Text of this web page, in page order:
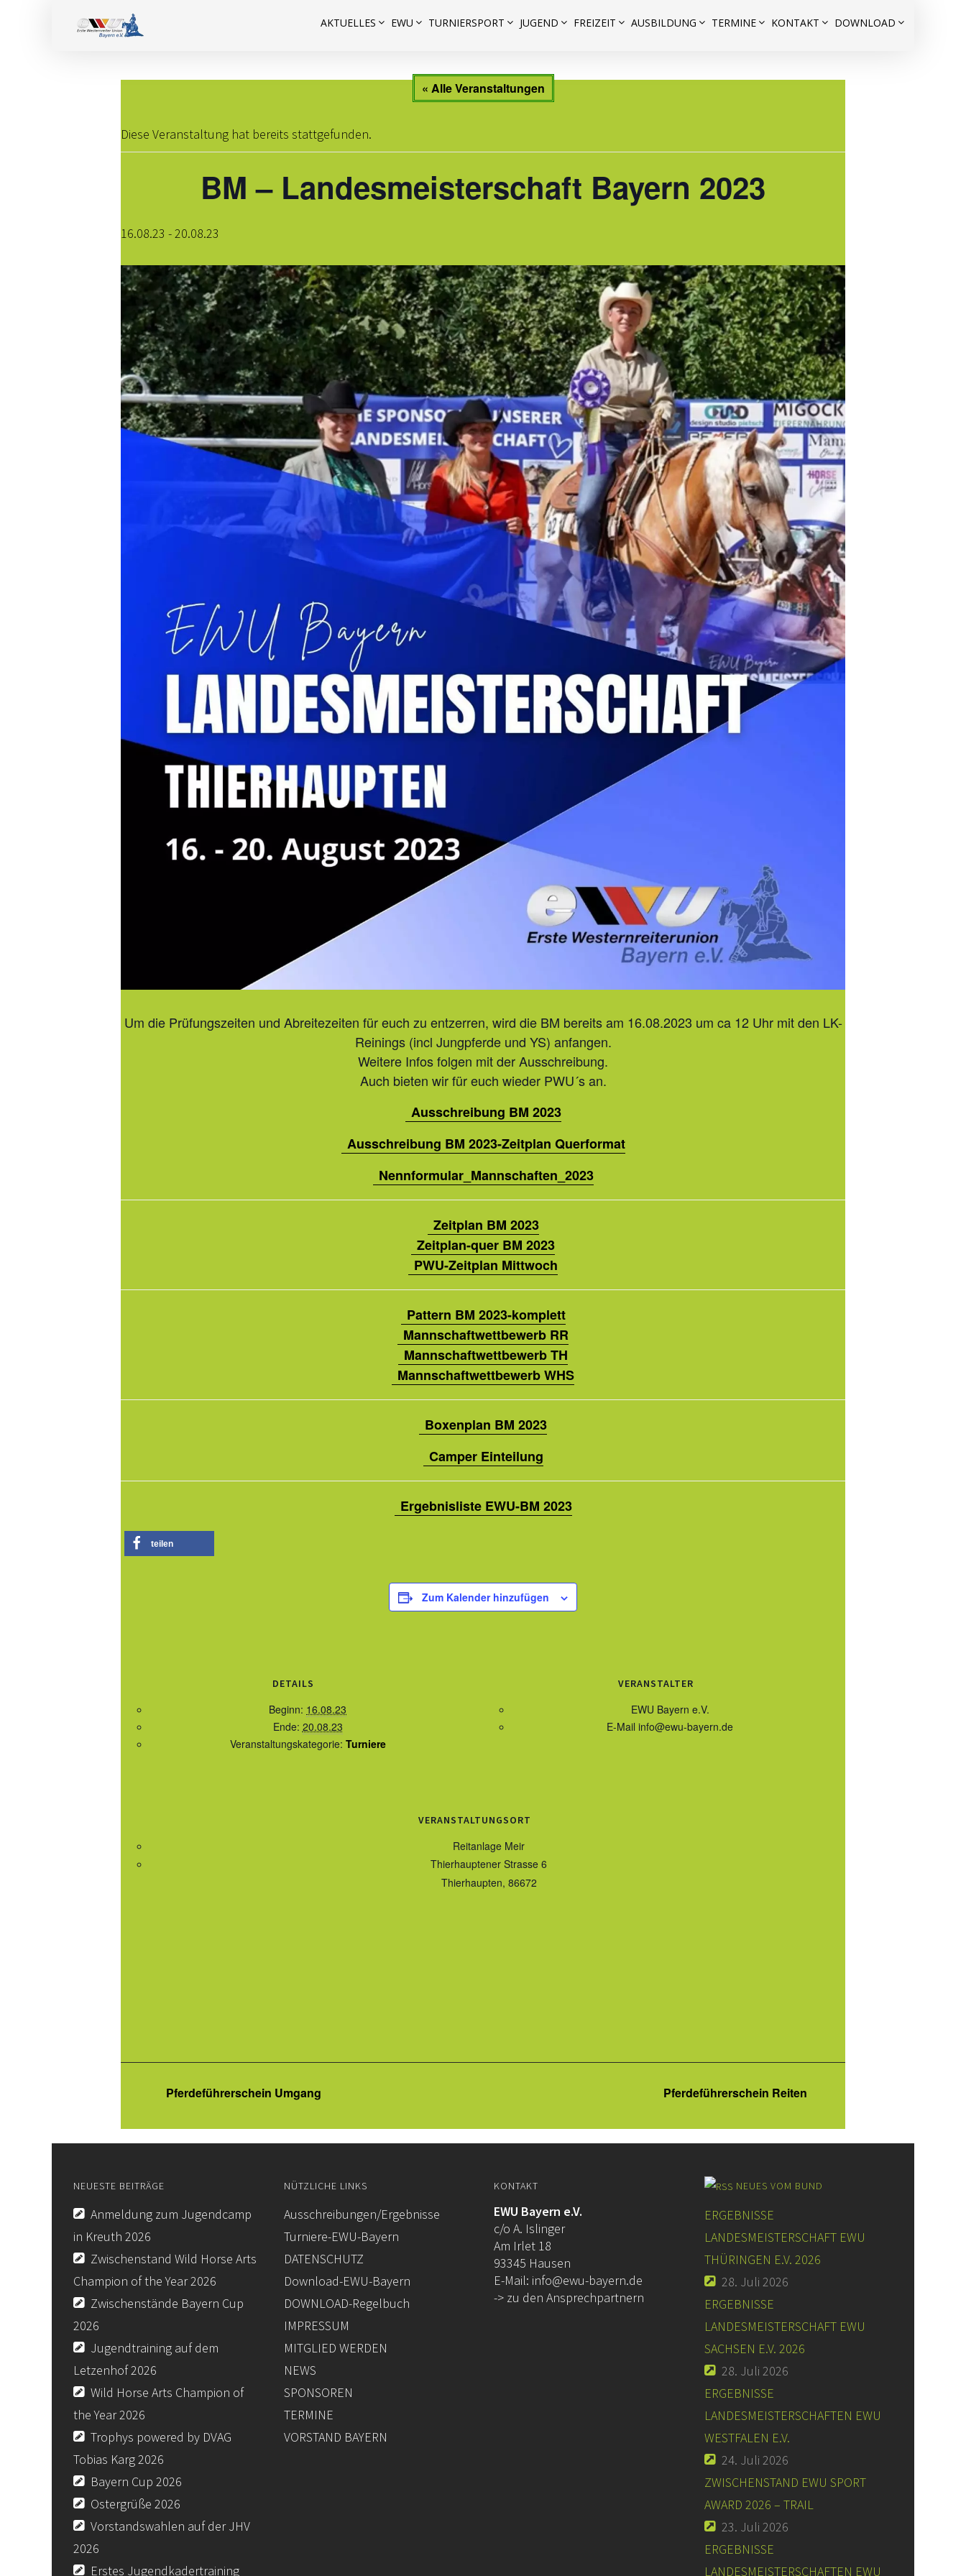
AKTUELLES EWU TURNIERSPORT JUGEND FREIZEIT AUSBILDUNG TERMINE KONTAKT DOWNLOAD
« Alle Veranstaltungen
Diese Veranstaltung hat bereits stattgefunden.
BM – Landesmeisterschaft Bayern 2023
16.08.23 -20.08.23
Um die Prüfungszeiten und Abreitezeiten für euch zu entzerren, wird die BM bereits am 16.08.2023 um ca 12 Uhr mit den LK-
Reinings (incl Jungpferde und YS) anfangen.
Weitere Infos folgen mit der Ausschreibung.
Auch bieten wir für euch wieder PWU´s an.
Ausschreibung BM 2023
Ausschreibung BM 2023-Zeitplan Querformat
Nennformular_Mannschaften_2023
Zeitplan BM 2023
Zeitplan-quer BM 2023
PWU-Zeitplan Mittwoch
Pattern BM 2023-komplett
Mannschaftwettbewerb RR
Mannschaftwettbewerb TH
Mannschaftwettbewerb WHS
Boxenplan BM 2023
Camper Einteilung
Ergebnisliste EWU-BM 2023
teilen
Zum Kalender hinzufügen
DETAILS
Beginn: 16.08.23
Ende: 20.08.23
Veranstaltungskategorie: Turniere
VERANSTALTER
EWU Bayern e.V.
E-Mail info@ewu-bayern.de
VERANSTALTUNGSORT
Reitanlage Meir
Thierhauptener Strasse 6
Thierhaupten, 86672
Pferdeführerschein Umgang Pferdeführerschein Reiten
NEUESTE BEITRÄGE
Anmeldung zum Jugendcamp
in Kreuth 2026
Zwischenstand Wild Horse Arts
Champion of the Year 2026
Zwischenstände Bayern Cup
2026
Jugendtraining auf dem
Letzenhof 2026
Wild Horse Arts Champion of
the Year 2026
Trophys powered by DVAG
Tobias Karg 2026
Bayern Cup 2026
Ostergrüße 2026
Vorstandswahlen auf der JHV
2026
Erstes Jugendkadertraining
NÜTZLICHE LINKS
Ausschreibungen/Ergebnisse
Turniere-EWU-Bayern
DATENSCHUTZ
Download-EWU-Bayern
DOWNLOAD-Regelbuch
IMPRESSUM
MITGLIED WERDEN
NEWS
SPONSOREN
TERMINE
VORSTAND BAYERN
KONTAKT
EWU Bayern e.V.
c/o A. Islinger
Am Irlet 18
93345 Hausen
E-Mail: info@ewu-bayern.de
-> zu den Ansprechpartnern
NEUES VOM BUND
ERGEBNISSE
LANDESMEISTERSCHAFT EWU
THÜRINGEN E.V. 2026
28. Juli 2026
ERGEBNISSE
LANDESMEISTERSCHAFT EWU
SACHSEN E.V. 2026
28. Juli 2026
ERGEBNISSE
LANDESMEISTERSCHAFTEN EWU
WESTFALEN E.V.
24. Juli 2026
ZWISCHENSTAND EWU SPORT
AWARD 2026 – TRAIL
23. Juli 2026
ERGEBNISSE
LANDESMEISTERSCHAFTEN EWU